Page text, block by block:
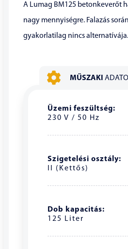
A Lumag BM125 betonkeverőt
nagy mennyiségre. Falazás
gyakorlatilag nincs
MŰSZAKI
Üzemi feszültség:
230 V / 50 Hz
Szigetelési osztály:
II (Kettős)
Dob kapacitás:
125 Liter